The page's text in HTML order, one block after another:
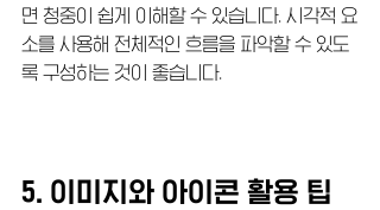
면 청중이 쉽게 이해할 수 있습니다. 시각적 요
소를 사용해 전체적인 흐름을 파악할 수 있도
록 구성하는 것이 좋습니다.
5. 이미지와 아이콘 활용 팁